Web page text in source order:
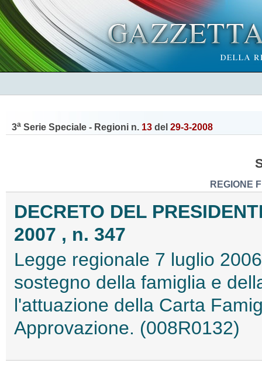
3a Serie Speciale - Regioni n. 13 del 29-3-2008
REGIONE
DECRETO DEL
2007 , n. 347
Legge regionale 7 luglio
sostegno della famiglia e
l'attuazione della Carta
Approvazione. (008R0132)